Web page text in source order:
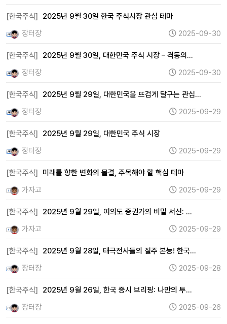
[한국주식]
2025년 9월 30일 한국 주식시장 관심 테마
장터장
2025-09-30
[한국주식]
2025년 9월 30일, 대한민국 주식 시장 – 격동의…
장터장
2025-09-30
[한국주식]
2025년 9월 29일, 대한민국을 뜨겁게 달구는 관심…
장터장
2025-09-29
[한국주식]
2025년 9월 29일, 대한민국 주식 시장
장터장
2025-09-29
[한국주식]
미래를 향한 변화의 물결, 주목해야 할 핵심 테마
가자고
2025-09-29
[한국주식]
2025년 9월 29일, 여의도 증권가의 비밀 서신: …
가자고
2025-09-29
[한국주식]
2025년 9월 28일, 태극전사들의 질주 본능! 한국…
장터장
2025-09-28
[한국주식]
2025년 9월 26일, 한국 증시 브리핑: 나만의 투…
장터장
2025-09-26